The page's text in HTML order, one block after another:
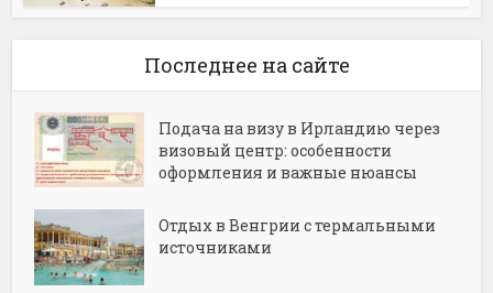
Последнее на сайте
Подача на визу в Ирландию через
визовый центр: особенности
оформления и важные нюансы
Отдых в Венгрии с термальными
источниками